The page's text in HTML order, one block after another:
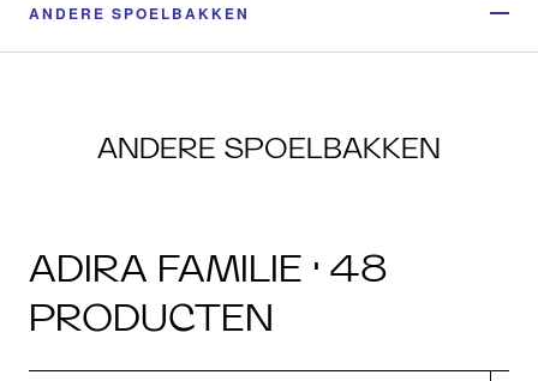
ANDERE SPOELBAKKEN
ANDERE SPOELBAKKEN
ADIRA FAMILIE · 48
PRODUCTEN